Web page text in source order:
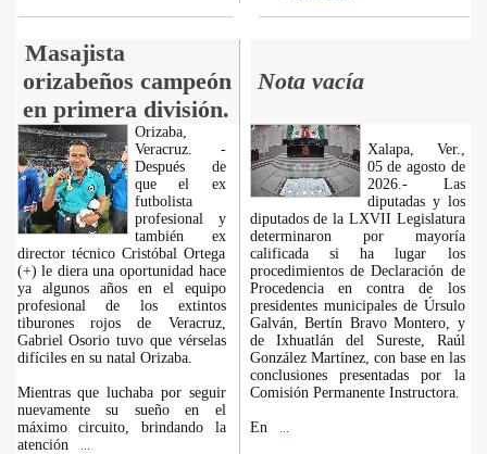
Masajista
orizabeños campeón
en primera división.
Nota vacía
Orizaba,
Veracruz. -
Después de
que el ex
futbolista
profesional y
también ex
director técnico Cristóbal Ortega
(+) le diera una oportunidad hace
ya algunos años en el equipo
profesional de los extintos
tiburones rojos de Veracruz,
Gabriel Osorio tuvo que vérselas
difíciles en su natal Orizaba.
Mientras que luchaba por seguir
nuevamente su sueño en el
máximo circuito, brindando la
atención
Xalapa, Ver.,
05 de agosto de
2026.- Las
diputadas y los
diputados de la LXVII Legislatura
determinaron por mayoría
calificada si ha lugar los
procedimientos de Declaración de
Procedencia en contra de los
presidentes municipales de Úrsulo
Galván, Bertín Bravo Montero, y
de Ixhuatlán del Sureste, Raúl
González Martínez, con base en las
conclusiones presentadas por la
Comisión Permanente Instructora.
En